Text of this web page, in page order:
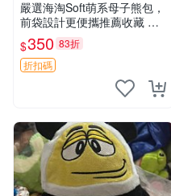
嚴選海淘Soft萌系母子熊包，
前袋設計更便攜推薦收藏 母
子熊 軟綿綿 包包
$350 83折
折扣碼